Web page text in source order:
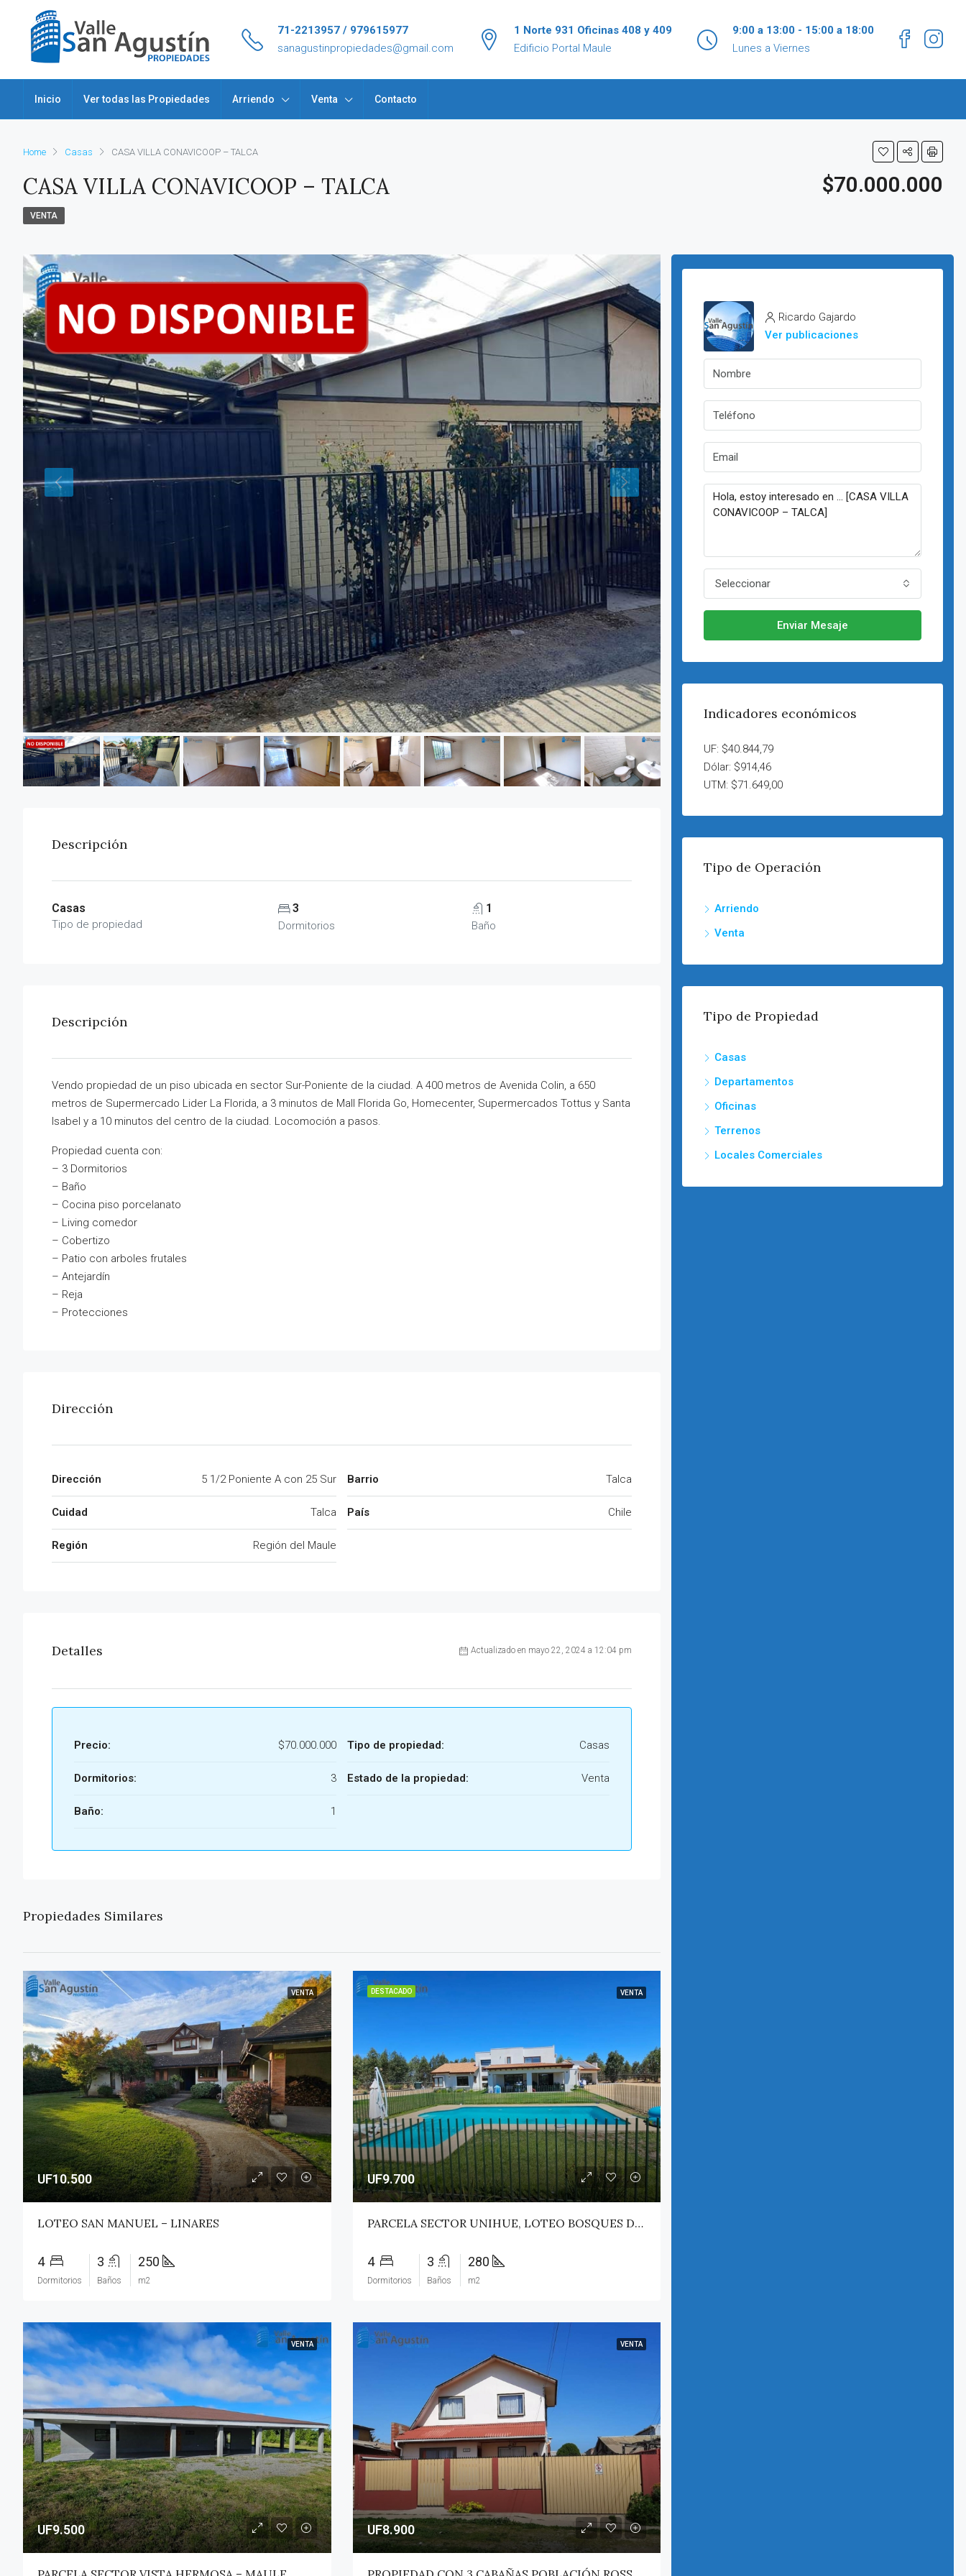
71-2213957 / 979615977
sanagustinpropiedades@gmail.com
1 Norte 931 Oficinas 408 y 409
Edificio Portal Maule
9:00 a 13:00 - 15:00 a 18:00
Lunes a Viernes
Inicio Ver todas las Propiedades Arriendo Venta Contacto
Home Casas CASA VILLA CONAVICOOP – TALCA
CASA VILLA CONAVICOOP – TALCA $70.000.000
VENTA
Descripción
Casas
Tipo de propiedad
3
Dormitorios
1
Baño
Descripción
Vendo propiedad de un piso ubicada en sector Sur-Poniente de la ciudad. A 400 metros de Avenida Colin, a 650
metros de Supermercado Lider La Florida, a 3 minutos de Mall Florida Go, Homecenter, Supermercados Tottus y Santa
Isabel y a 10 minutos del centro de la ciudad. Locomoción a pasos.
Propiedad cuenta con:
– 3 Dormitorios
– Baño
– Cocina piso porcelanato
– Living comedor
– Cobertizo
– Patio con arboles frutales
– Antejardín
– Reja
– Protecciones
Dirección
Dirección 5 1/2 Poniente A con 25 Sur
Cuidad Talca
Región Región del Maule
Barrio Talca
País Chile
Detalles Actualizado en mayo 22, 2024 a 12:04 pm
Precio: $70.000.000
Dormitorios: 3
Baño: 1
Tipo de propiedad: Casas
Estado de la propiedad: Venta
Propiedades Similares
VENTA
UF10.500
LOTEO SAN MANUEL – LINARES
4
Dormitorios
3
Baños
250
m2
DESTACADO VENTA
UF9.700
PARCELA SECTOR UNIHUE, LOTEO BOSQUES DEL VALLE – MAULE
4
Dormitorios
3
Baños
280
m2
VENTA
UF9.500
VENTA
UF8.900
Ricardo Gajardo
Ver publicaciones
Seleccionar
Enviar Mesaje
Indicadores económicos
UF: $40.844,79
Dólar: $914,46
UTM: $71.649,00
Tipo de Operación
Arriendo
Venta
Tipo de Propiedad
Casas
Departamentos
Oficinas
Terrenos
Locales Comerciales